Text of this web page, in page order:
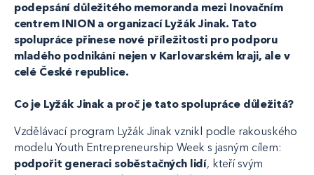
podepsání důležitého memoranda mezi Inovačním
centrem INION a organizací Lyžák Jinak. Tato
spolupráce přinese nové příležitosti pro podporu
mladého podnikání nejen v Karlovarském kraji, ale v
celé České republice.
Co je Lyžák Jinak a proč je tato spolupráce důležitá?
Vzdělávací program Lyžák Jinak vznikl podle rakouského
modelu Youth Entrepreneurship Week s jasným cílem:
podpořit generaci soběstačných lidí, kteří svým